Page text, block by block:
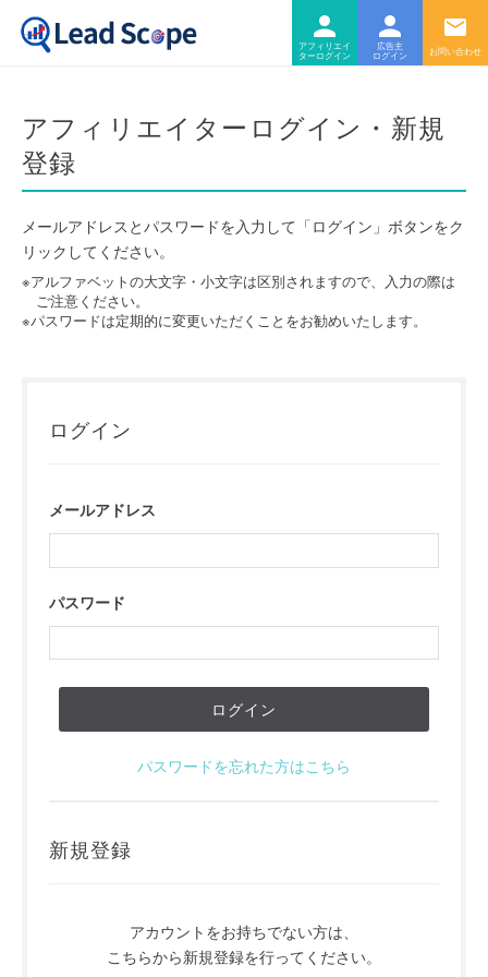
アフィリエイターログ
広告主ロ
アフィリエイターログイン・新規
登録
メールアドレスとパスワードを入力して「ログイン」ボタンをク
リックしてください。
※アルファベットの大文字・小文字は区別されますので、入力の際は
ご注意ください。
※パスワードは定期的に変更いただくことをお勧めいたします。
ログイン
メールアドレス
パスワード
パスワードを忘れた方はこちら
新規登録
アカウントをお持ちでない方は、
こちらから新規登録を行ってください。